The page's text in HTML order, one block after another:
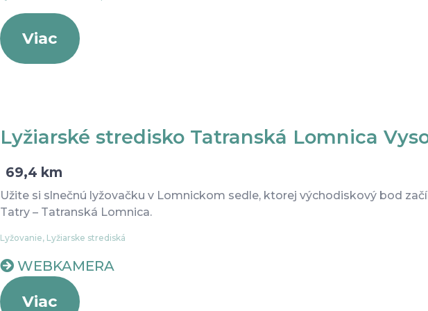
Viac
Lyžiarské stredisko Tatranská Lomnica
69,4 km
Užite si slnečnú lyžovačku v Lomnickom sedle, ktorej východiskový bod
Tatry – Tatranská Lomnica.
Lyžovanie, Lyžiarske strediská
WEBKAMERA
Viac